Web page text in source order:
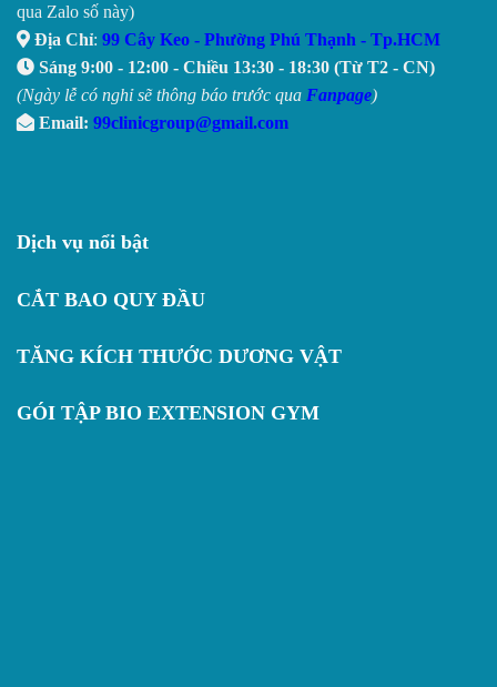
qua Zalo số này)
Địa Chỉ: 99 Cây Keo - Phường Phú Thạnh - Tp.HCM
Sáng 9:00 - 12:00 - Chiều 13:30 - 18:30 (Từ T2 - CN)
(Ngày lễ có nghỉ sẽ thông báo trước qua Fanpage)
Email: 99clinicgroup@gmail.com
Dịch vụ nổi bật
CẮT BAO QUY ĐẦU
TĂNG KÍCH THƯỚC DƯƠNG VẬT
GÓI TẬP BIO EXTENSION GYM